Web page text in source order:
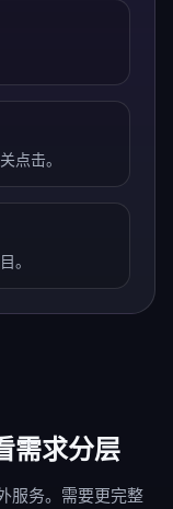
点击。
。
需求分层
服务。需要更完整